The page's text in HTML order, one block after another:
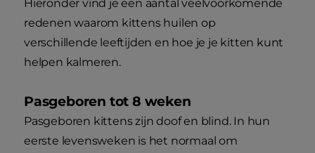
Hieronder vind je een aantal veelvoorkomende
redenen waarom kittens huilen op
verschillende leeftijden en hoe je je kitten kunt
helpen kalmeren.
Pasgeboren tot 8 weken
Pasgeboren kittens zijn doof en blind. In hun
eerste levensweken is het normaal om